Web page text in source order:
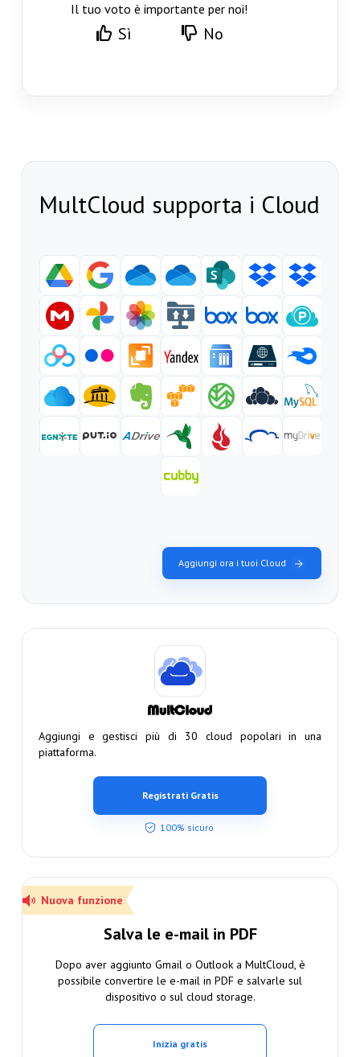
Il tuo voto è importante per noi!
Sì No
MultCloud supporta i Cloud
Aggiungi ora i tuoi Cloud
Aggiungi e gestisci più di 30 cloud popolari in una
piattaforma.
Registrati Gratis
100% sicuro
Nuova funzione
Salva le e-mail in PDF
Dopo aver aggiunto Gmail o Outlook a MultCloud, è
possibile convertire le e-mail in PDF e salvarle sul
dispositivo o sul cloud storage.
Inizia gratis